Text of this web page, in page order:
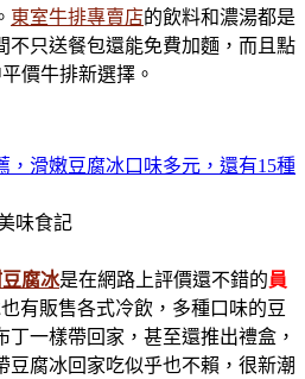
東室牛排專賣店的飲料和濃湯都是
不只送餐包還能免費加麵，而且點
價牛排新選擇。
，滑嫩豆腐冰口味多元，還有15種
味食記
腐冰是在網路上評價還不錯的員
有販售各式冷飲，多種口味的豆
一樣帶回家，甚至還推出禮盒，
豆腐冰回家吃似乎也不賴，很新潮